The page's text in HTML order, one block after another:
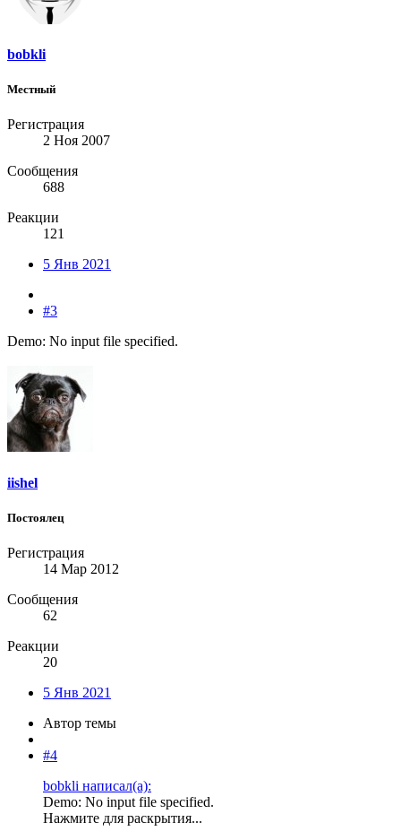
bobkli
Местный
Регистрация
2 Ноя 2007
Сообщения
688
Реакции
121
5 Янв 2021
#3
Demo: No input file specified.
iishel
Постоялец
Регистрация
14 Мар 2012
Сообщения
62
Реакции
20
5 Янв 2021
Автор темы
#4
bobkli написал(а):
Demo: No input file specified.
Нажмите для раскрытия...